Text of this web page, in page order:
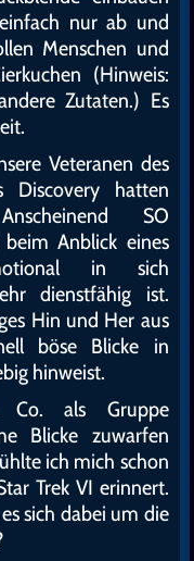
nur ab und
Menschen und
(Hinweis:
Zutaten.) Es
Veteranen des
Discovery hatten
SO
Anblick eines
in sich
dienstfähig ist.
Hin und Her aus
böse Blicke in
hinweist.
Co. als Gruppe
Blicke zuwarfen
ich mich schon
Trek VI erinnert.
sich dabei um die